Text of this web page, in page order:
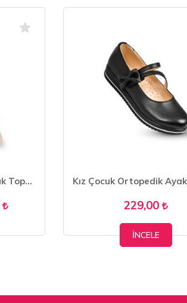
KAPTAN JUNİOR Kız Çocuk Topuklu Abiye Ayakkabı PSSK 515
229,00
İNCELE